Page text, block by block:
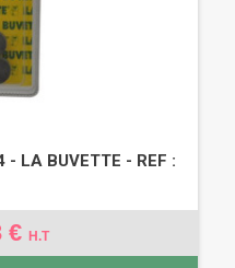
- LA BUVETTE - REF :
€ H.T